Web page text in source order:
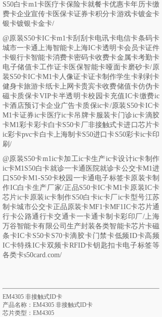
S50白卡m1卡医疗卡保险卡就餐卡优惠卡年历卡缴
费卡企业宣传卡医保卡证券卡积分卡游戏卡镀金卡
银卡镀银卡金卡/
@原装S50卡IC卡m1卡刮刮卡电讯卡电信卡条码卡
城市一卡通上海智能卡上海IC卡透明卡会员卡证件
卡银行卡智能卡消费卡密码卡收费卡金属卡考勤卡
电子储值卡工作证卡医保智能卡哑面卡磨砂卡/原
装S50卡IC卡M1卡人像证卡证卡制作学生卡剥剥卡
健身卡旅游卡纸卡上网卡贵宾卡收费储值卡仿伪卡
磁卡质保卡VIP卡半透明卡校园卡充值IC卡缴费ic
卡酒店预订卡企业广告卡质保ic卡/原装S50卡IC卡
M1卡证券ic卡医疗ic卡吊牌卡服装卡门诊ic卡滴胶
卡M1彩卡彩卡白卡S50卡厂非接触式卡进口芯片卡
ic彩卡pvc卡白卡上海制卡S50进口卡S50彩卡ic卡印
刷/
@原装S50卡m1ic卡加工ic卡生产ic卡设计ic卡制作
ic卡M1S50白卡就诊一卡通医院就诊卡公交卡M1进
口S50卡M1-S50卡校园一卡通电子标签卡原装卡制
作IC白卡生产厂家/正品S50卡IC卡M1卡原装IC卡
芯片ic卡原装ic卡制作S50白卡ic卡厂ic卡型号江苏
制卡城市公交卡正品原装卡MF1卡MF1IC卡芯片通
行卡公路通行卡交通卡一卡通卡制卡彩印厂/上海
万谷智能卡有限公司生产封装各类智能卡芯片卡磁
条卡IC卡S50卡S70卡滴胶卡门禁卡低频ID卡高频
IC卡特殊IC卡双频卡RFID卡钥匙扣卡电子标签等
各类卡s50card.com/
EM4305 非接触式ID卡
产品名称：EM4305 非接触式ID卡
芯片类型：EM4305